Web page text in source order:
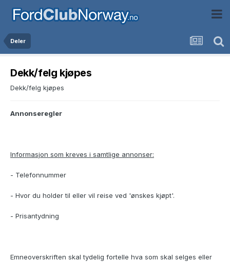
Deler
Dekk/felg kjøpes
Dekk/felg kjøpes
Annonseregler
Informasjon som kreves i samtlige annonser:
- Telefonnummer
- Hvor du holder til eller vil reise ved 'ønskes kjøpt'.
- Prisantydning
Emneoverskriften skal tydelig fortelle hva som skal selges eller